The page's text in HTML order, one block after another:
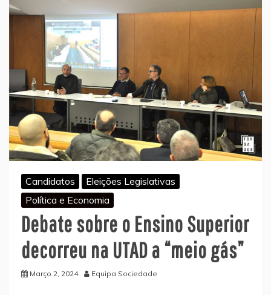
Candidatos
Eleições Legislativas
Política e Economia
Debate sobre o Ensino Superior
decorreu na UTAD a “meio gás”
Março 2, 2024 Equipa Sociedade